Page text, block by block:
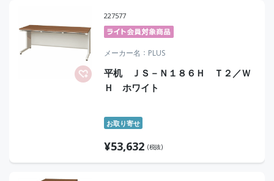
227577
メーカー名 PLUS
平机 ＪＳ－Ｎ１８６Ｈ Ｔ２／Ｗ
Ｈ ホワイト
お取り寄せ
¥53,632 (税抜)